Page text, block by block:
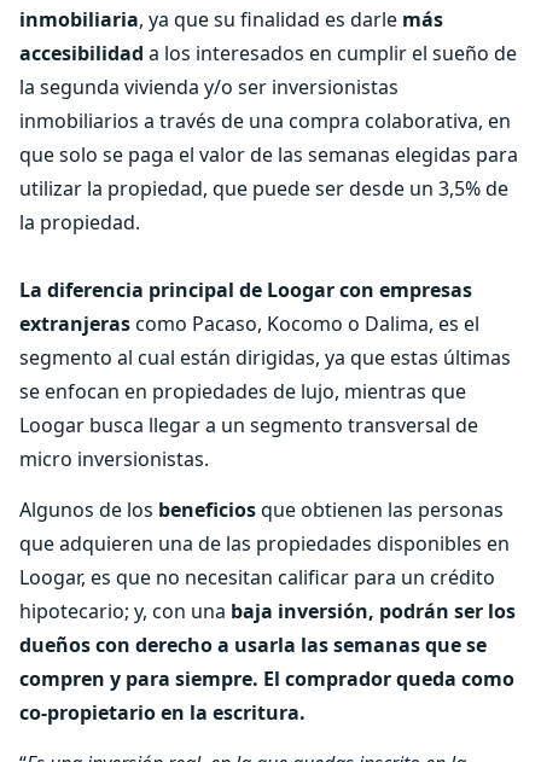
inmobiliaria, ya que su finalidad es darle más
accesibilidad a los interesados en cumplir el sueño de
la segunda vivienda y/o ser inversionistas
inmobiliarios a través de una compra colaborativa, en
que solo se paga el valor de las semanas elegidas para
utilizar la propiedad, que puede ser desde un 3,5% de
la propiedad.
La diferencia principal de Loogar con empresas
extranjerascomo Pacaso, Kocomo o Dalima, es el
segmento al cual están dirigidas, ya que estas últimas
se enfocan en propiedades de lujo, mientras que
Loogar busca llegar a un segmento transversal de
micro inversionistas.
Algunos de los beneficiosque obtienen las personas
que adquieren una de las propiedades disponibles en
Loogar, es que no necesitan calificar para un crédito
hipotecario; y, con una baja inversión, podrán ser los
dueños con derecho a usarla las semanas quese
compren y para siempre. El comprador queda como
co-propietario en la escritura.